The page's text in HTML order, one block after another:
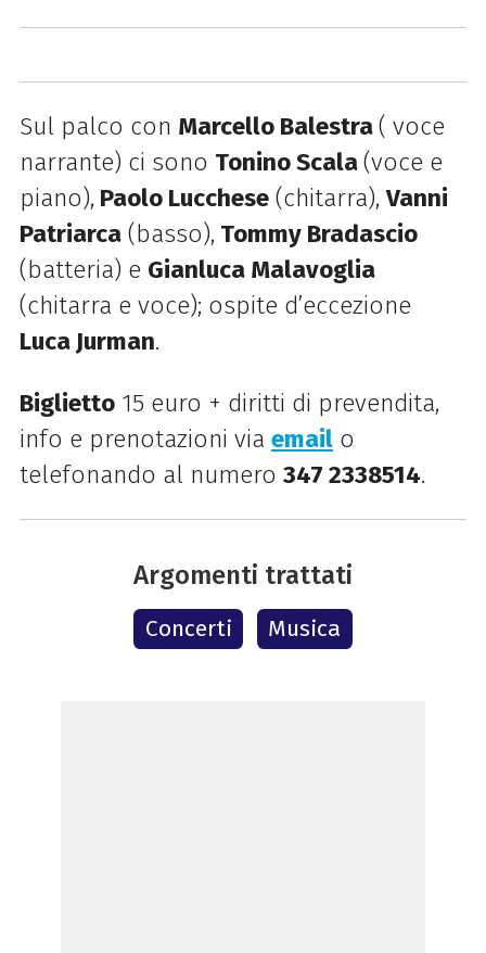
Sul palco con Marcello Balestra( voce
narrante) ci sono Tonino Scala(voce e
piano), Paolo Lucchese(chitarra),Vanni
Patriarca(basso), Tommy Bradascio
(batteria) e Gianluca Malavoglia
(chitarra e voce); ospite d’eccezione
Luca Jurman.
Biglietto15 euro + diritti di prevendita,
info e prenotazioni via emailo
telefonando al numero 347 2338514.
Argomenti trattati
Concerti Musica